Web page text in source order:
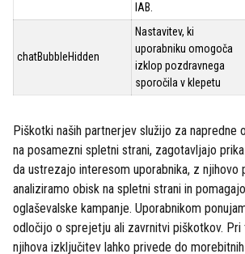
IAB.
chatBubbleHidden
Nastavitev, ki
uporabniku omogoča
izklop pozdravnega
sporočila v klepetu
Piškotki naših partnerjev služijo za napredne
na posamezni spletni strani, zagotavljajo
da ustrezajo interesom uporabnika, z njihovo
analiziramo obisk na spletni strani in
oglaševalske kampanje. Uporabnikom
odločijo o sprejetju ali zavrnitvi piškotkov.
njihova izključitev lahko privede do